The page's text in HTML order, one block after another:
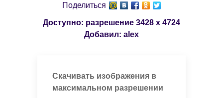
Поделиться
Доступно: разрешение 3428 x 4724
Добавил: alex
Скачивать изображения в
максимальном разрешении